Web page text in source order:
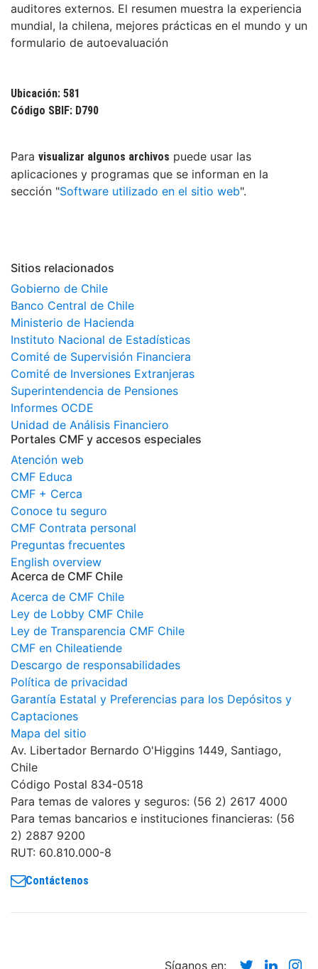
auditores externos. El resumen muestra la experiencia
mundial, la chilena, mejores prácticas en el mundo y un
formulario de autoevaluación
Ubicación: 581
Código SBIF: D790
Para visualizar algunos archivos puede usar las
aplicaciones y programas que se informan en la
sección "Software utilizado en el sitio web".
Sitios relacionados
Gobierno de Chile
Banco Central de Chile
Ministerio de Hacienda
Instituto Nacional de Estadísticas
Comité de Supervisión Financiera
Comité de Inversiones Extranjeras
Superintendencia de Pensiones
Informes OCDE
Unidad de Análisis Financiero
Portales CMF y accesos especiales
Atención web
CMF Educa
CMF + Cerca
Conoce tu seguro
CMF Contrata personal
Preguntas frecuentes
English overview
Acerca de CMF Chile
Acerca de CMF Chile
Ley de Lobby CMF Chile
Ley de Transparencia CMF Chile
CMF en Chileatiende
Descargo de responsabilidades
Política de privacidad
Garantía Estatal y Preferencias para los Depósitos y
Captaciones
Mapa del sitio
Av. Libertador Bernardo O'Higgins 1449, Santiago,
Chile
Código Postal 834-0518
Para temas de valores y seguros: (56 2) 2617 4000
Para temas bancarios e instituciones financieras: (56
2) 2887 9200
RUT: 60.810.000-8
Contáctenos
Síganos en: Twitter